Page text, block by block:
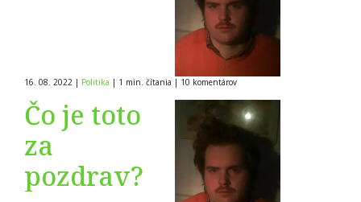
16. 08. 2022 | Politika | 1 min. čítania | 10 komentárov
Čo je toto
za
pozdrav?